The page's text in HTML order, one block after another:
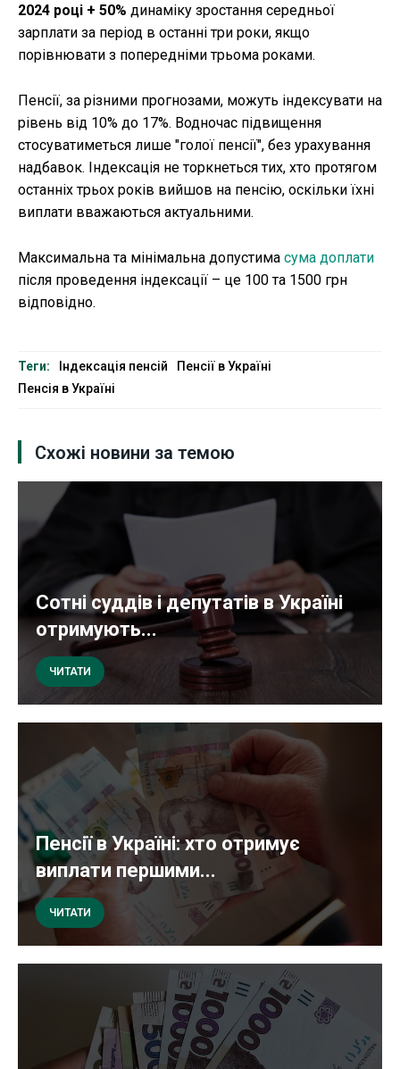
2024 році + 50% динаміку зростання середньої
зарплати за період в останні три роки, якщо
порівнювати з попередніми трьома роками.
Пенсії, за різними прогнозами, можуть індексувати на
рівень від 10% до 17%. Водночас підвищення
стосуватиметься лише "голої пенсії", без урахування
надбавок. Індексація не торкнеться тих, хто протягом
останніх трьох років вийшов на пенсію, оскільки їхні
виплати вважаються актуальними.
Максимальна та мінімальна допустима сума доплати
після проведення індексації – це 100 та 1500 грн
відповідно.
Теги: Індексація пенсій
Пенсії в Україні
Пенсія в Україні
Схожі новини за темою
Сотні суддів і депутатів в Україні
отримують...
ЧИТАТИ
Пенсії в Україні: хто отримує
виплати першими...
ЧИТАТИ